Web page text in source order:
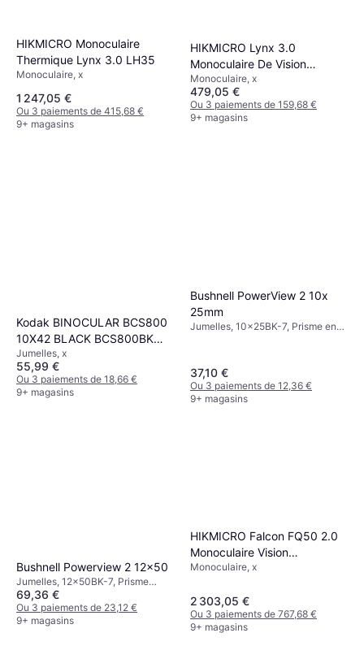
HIKMICRO Monoculaire
Thermique Lynx 3.0 LH35
Monoculaire, x
1 247,05 €
Ou 3 paiements de 415,68 €
9+ magasins
HIKMICRO Lynx 3.0
Monoculaire De Vision
Thermique LE10
Monoculaire, x
479,05 €
Ou 3 paiements de 159,68 €
9+ magasins
Kodak BINOCULAR BCS800
10X42 BLACK BCS800BK
Noir
Jumelles, x
55,99 €
Ou 3 paiements de 18,66 €
9+ magasins
Bushnell PowerView 2 10x
25mm
Jumelles, 10x25BK-7, Prisme en
37,10 €
Ou 3 paiements de 12,36 €
9+ magasins
Bushnell Powerview 2 12x50
Jumelles, 12x50BK-7, Prisme
Porro, Fixation trépied,
Multicouche
69,36 €
Ou 3 paiements de 23,12 €
9+ magasins
HIKMICRO Falcon FQ50 2.0
Monoculaire Vision
Thermique Capteur
Monoculaire, x
2 303,05 €
Ou 3 paiements de 767,68 €
9+ magasins